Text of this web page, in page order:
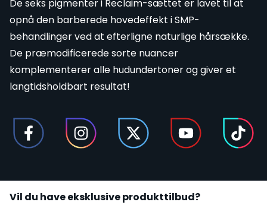
De seks pigmenteri Reclaim-sættet er lavet til at
opnå den barberede hovedeffekt i SMP-
behandlinger ved at efterligne naturlige hårsække.
De præmodificerede sorte nuancer
komplementerer alle hudundertoner og giver et
langtidsholdbart resultat!
Vil du have eksklusive produkttilbud?